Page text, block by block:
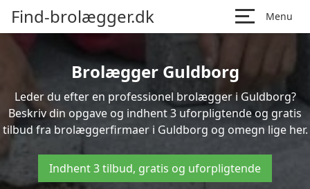
Find-brolægger.dk Menu
Brolægger Guldborg
Leder du efter en professionel brolægger i Guldborg?
Beskriv din opgave og indhent 3 uforpligtende og gratis
tilbud fra brolæggerfirmaer i Guldborg og omegn lige her.
Indhent 3 tilbud, gratis og uforpligtende